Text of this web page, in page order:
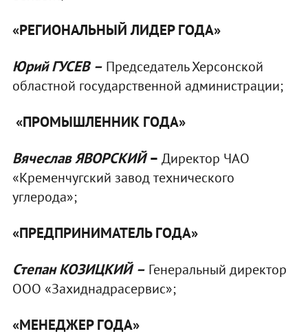
«РЕГИОНАЛЬНЫЙ ЛИДЕР ГОДА»
Юрий ГУСЕВ –Председатель Херсонской
областной государственной администрации;
«ПРОМЫШЛЕННИК ГОДА»
Вячеслав ЯВОРСКИЙ – Директор ЧАО
«Кременчугский завод технического
углерода»;
«ПРЕДПРИНИМАТЕЛЬ ГОДА»
Степан КОЗИЦКИЙ –Генеральный директор
ООО «Захиднадрасервис»;
«МЕНЕДЖЕР ГОДА»